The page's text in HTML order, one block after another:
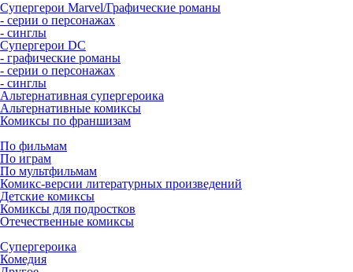
Супергерои Marvel/Графические романы
- серии о персонажах
- синглы
Супергерои DC
- графические романы
- серии о персонажах
- синглы
Альтернативная супергероика
Альтернативные комиксы
Комиксы по франшизам
По фильмам
По играм
По мультфильмам
Комикс-версии литературных произведений
Детские комиксы
Комиксы для подростков
Отечественные комиксы
Супергероика
Комедия